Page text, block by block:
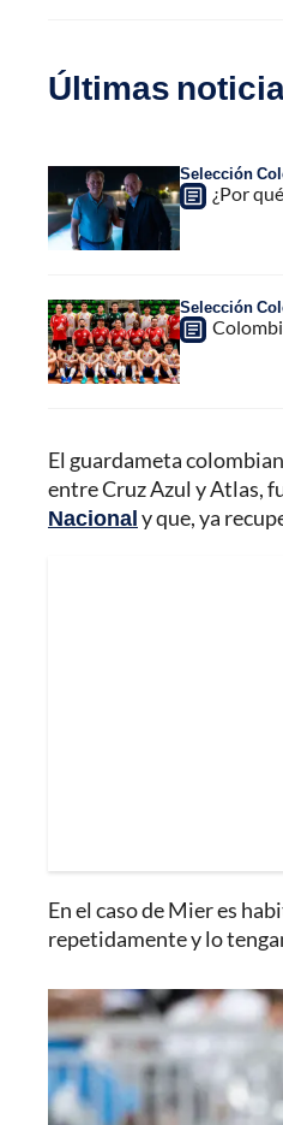
Últimas
Selección
¿Por
Selección
El guardameta
entre Cruz Azul y Atlas,
Nacionaly que, ya
En el caso de Mier es
repetidamente y lo